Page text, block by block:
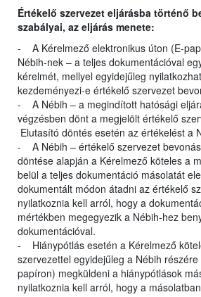
Értékelő szervezet eljárásba történő
szabályai, az eljárás menete:
- A Kérelmező elektronikus úton (E-
Nébih-nek – a teljes dokumentációval
kérelmét, mellyel egyidejűleg
kezdeményezi-e értékelő szervezet
- A Nébih – a megindított hatósági
végzésben dönt a megjelölt értékelő
Elutasító döntés esetén az értékelést a
- A Nébih – értékelő szervezet
döntése alapján a Kérelmező köteles a
belül a teljes dokumentáció másolatát
dokumentált módon átadni az értékelő
nyilatkoznia kell arról, hogy a
mértékben megegyezik a Nébih-hez
dokumentációval.
- Hiánypótlás esetén a Kérelmező
szervezettel egyidejűleg a Nébih
papíron) megküldeni a hiánypótlások
nyilatkoznia kell arról, hogy a